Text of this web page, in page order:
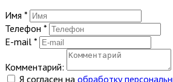
Имя *
Телефон *
E-mail *
Комментарий:
Я согласен на обработку